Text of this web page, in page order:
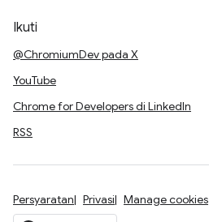
Ikuti
@ChromiumDev pada X
YouTube
Chrome for Developers di LinkedIn
RSS
Persyaratan Privasi Manage cookies